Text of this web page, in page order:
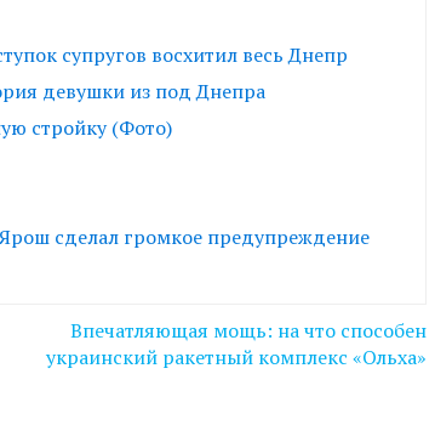
супругов восхитил весь Днепр
девушки из под Днепра
стройку (Фото)
сделал громкое предупреждение
Впечатляющая мощь: на что способен
украинский ракетный комплекс «Ольха»